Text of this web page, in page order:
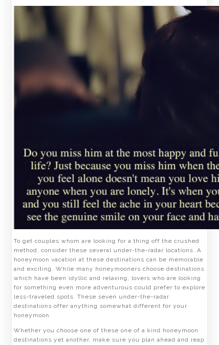
To get couples whom are looking for a thing off the crushed
method, consider these several under-the-radar locations. A
honeymoon vacation at these destinations can be memorable
and exciting. While many honeymooners choose destinations
which have been idyllic and relaxing, lovers who are looking
for something even more adventurous could prefer to explore
less-traveled spots. These seven under-the-radar
destinations offer anything somewhat different for your
honeymoon.
Whether you choose one of these one of a kind honeymoon
destinations yet another, make sure you plan ahead and reap